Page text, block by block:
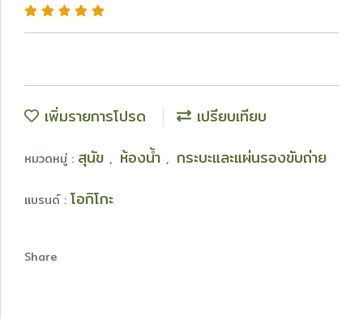
เพิ่มรายการโปรด เปรียบเทียบ
หมวดหมู่ : สุนัข , ห้องน้ำ , กระบะและแผ่นรองขับถ่าย
แบรนด์ : โอกิโกะ
Share